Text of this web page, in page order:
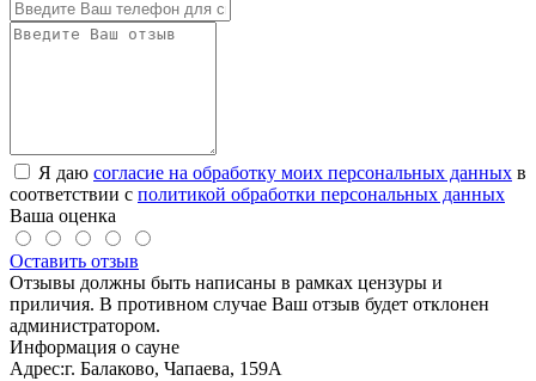
Я даю согласие на обработку моих персональных данных в
соответствии с политикой обработки персональных данных
Ваша оценка
Оставить отзыв
Отзывы должны быть написаны в рамках цензуры и
приличия. В противном случае Ваш отзыв будет отклонен
администратором.
Информация о сауне
Адрес:г. Балаково, Чапаева, 159А